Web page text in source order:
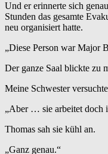
Und er erinnerte sich
Stunden das gesamte
neu organisiert hatte.
„Diese Person war Major
Der ganze Saal blickte zu
Meine Schwester
„Aber … sie arbeitet
Thomas sah sie kühl an.
„Ganz genau.“